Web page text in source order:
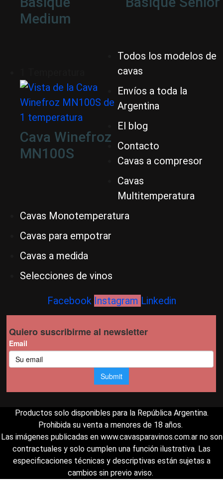
Medium
Cava Winefroz
MN100S
Todos los modelos de
cavas
Envíos a toda la
Argentina
El blog
Contacto
Cavas a compresor
Cavas
Multitemperatura
Cavas Monotemperatura
Cavas para empotrar
Cavas a medida
Selecciones de vinos
Facebook Instagram Linkedin
Productos solo disponibles para la República Argentina.
Prohibida su venta a menores de 18 años.
Las imágenes publicadas en www.cavasparavinos.com.ar no son
contractuales y solo cumplen una función ilustrativa. Las
especificaciones técnicas y descriptivas están sujetas a
cambios sin previo aviso.